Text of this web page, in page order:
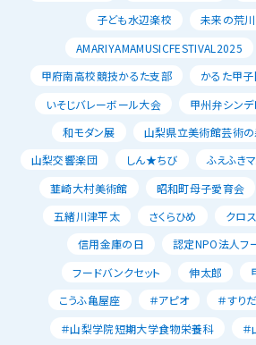
子ども水辺楽校
未来の荒川
AMARIYAMAMUSICFESTIVAL2025
甲府南高校競技かるた支部
かるた甲
いそじバレーボール大会
甲州弁シンデ
和モダン展
山梨県立美術館芸術
山梨交響楽団
しん★ちび ふえふき
韮崎大村美術館
昭和町母子愛育会
五緒川津平太
さくらひめ クロ
信用金庫の日
認定NPO法人フ
フードバンクセット
伸太郎
こうふ亀屋座
＃アピオ
＃すり
＃山梨学院短期大学食物栄養科